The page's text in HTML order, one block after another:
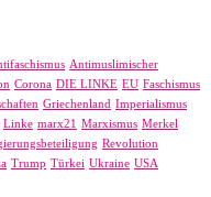
Antimuslimischer
Corona DIE LINKE EU Faschismus
Griechenland Imperialismus
Linke marx21 Marxismus Merkel
Revolution
Trump Türkei Ukraine USA